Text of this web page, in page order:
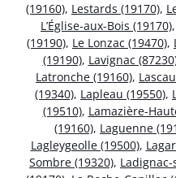
(19160), Lestards (19170),
L’Église-aux-Bois (19170),
(19190), Le Lonzac (19470),
(19190), Lavignac
Latronche (19160),
(19340), Lapleau (19550),
(19510), Lamazière-
(19160), Laguenne
Lagleygeolle (19500),
Sombre (19320),